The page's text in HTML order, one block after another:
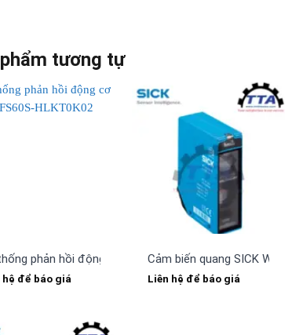
tương tự
phản hồi động cơ SICK SFS60S-HLKT0K02
hệ để báo giá
Cảm biến quang SICK
Liên hệ để báo giá